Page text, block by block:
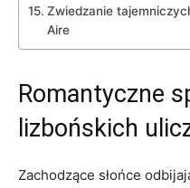
Zwiedzanie
Aire
Romantyczne
lizbońskich
Zachodzące słońce